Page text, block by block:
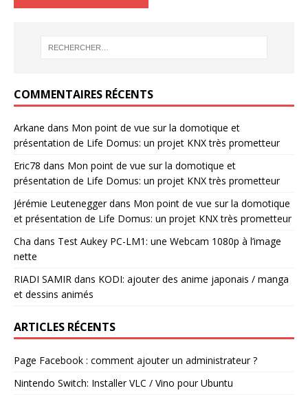
COMMENTAIRES RÉCENTS
Arkane dans Mon point de vue sur la domotique et
présentation de Life Domus: un projet KNX très prometteur
Eric78 dans Mon point de vue sur la domotique et
présentation de Life Domus: un projet KNX très prometteur
Jérémie Leuteneggerdans Mon point de vue sur la domotique
et présentation de Life Domus: un projet KNX très prometteur
Cha dans Test Aukey PC-LM1: une Webcam 1080p à l’image
nette
RIADI SAMIR dans KODI: ajouter des anime japonais / manga
et dessins animés
ARTICLES RÉCENTS
Page Facebook : comment ajouter un administrateur ?
Nintendo Switch: Installer VLC / Vino pour Ubuntu